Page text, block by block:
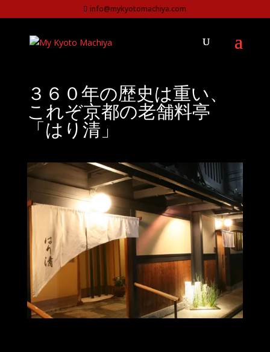
info@mykyotomachiya.com
３６０年の歴史は重い、
これぞ京都の老舗料亭
「はり清」